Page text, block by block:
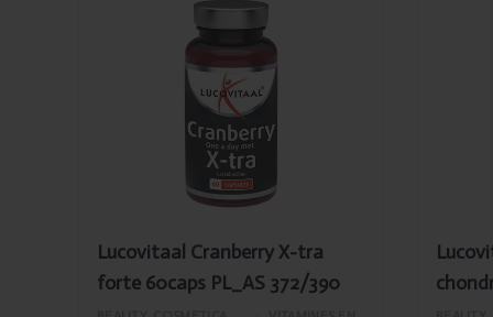
Cranberry X-
60caps PL_AS
Lucovitaal Cranberry X-tra
forte 60caps PL_AS 372/390